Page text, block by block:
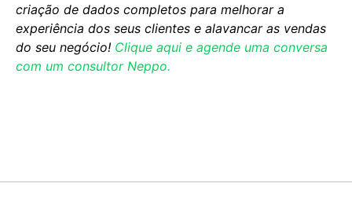
criação de dados completos para melhorar a
experiência dos seus clientes e alavancar as vendas
do seu negócio! Clique aqui e agende uma conversa
com um consultor Neppo.